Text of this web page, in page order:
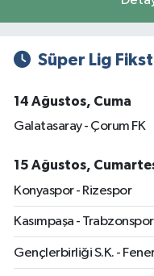
Süper Lig
14 Ağustos, Cuma
Galatasaray - Çorum FK
15 Ağustos,
Konyaspor - Rizespor
Kasımpaşa - Trabzonspor
Gençlerbirliği S.K. -